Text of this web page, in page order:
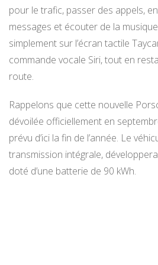
pour le trafic, passer des appels,
messages et écouter de la
simplement sur l’écran tactile
commande vocale Siri, tout en
route.
Rappelons que cette nouvelle
dévoilée officiellement en
prévu d’ici la fin de l’année. Le
transmission intégrale,
doté d’une batterie de 90 kWh.